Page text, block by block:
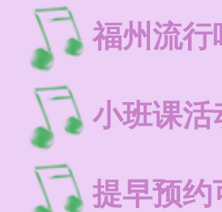
福州流行
小班课活
提早预约